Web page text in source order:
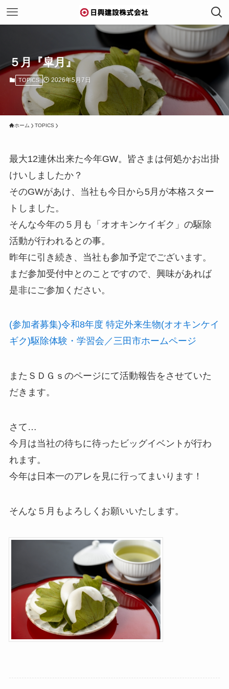
５月『皐月』
TOPICS 2026年5月7日
ホーム TOPICS
最大12連休出来た今年GW。皆さまは何処かお出掛
けいしましたか？
そのGWがあけ、当社も今日から5月が本格スター
トしました。
そんな今年の５月も「オオキンケイギク」の駆除
活動が行われるとの事。
昨年に引き続き、当社も参加予定でございます。
まだ参加受付中とのことですので、興味があれば
是非にご参加ください。
(参加者募集)令和8年度 特定外来生物(オオキンケイ
ギク)駆除体験・学習会／三田市ホームページ
またＳＤＧｓのページにて活動報告をさせていた
だきます。
さて…
今月は当社の待ちに待ったビッグイベントが行わ
れます。
今年は日本一のアレを見に行ってまいります！
そんな５月もよろしくお願いいたします。